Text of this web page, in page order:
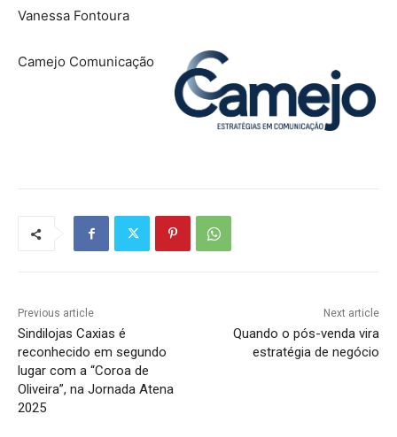
Vanessa Fontoura
Camejo Comunicação
Previous article
Sindilojas Caxias é
reconhecido em segundo
lugar com a “Coroa de
Oliveira”, na Jornada Atena
2025
Next article
Quando o pós-venda vira
estratégia de negócio